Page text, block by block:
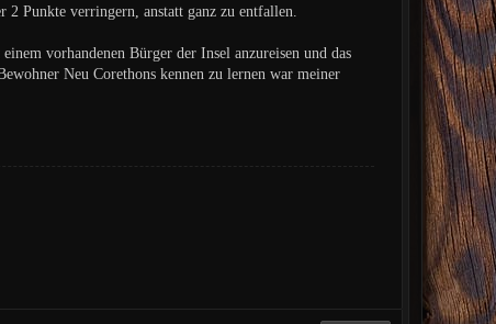
Punkte verringern, anstatt ganz zu entfallen.
vorhandenen Bürger der Insel anzureisen und das
Neu Corethons kennen zu lernen war meiner